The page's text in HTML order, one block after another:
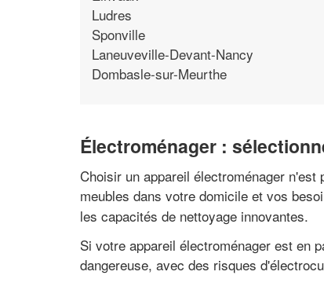
Ludres
Sponville
Laneuveville-Devant-Nancy
Dombasle-sur-Meurthe
Électroménager :
Choisir un appareil électroménager
meubles dans votre domicile et vos
les capacités de nettoyage innovantes.
Si votre appareil électroménager est en
dangereuse, avec des risques